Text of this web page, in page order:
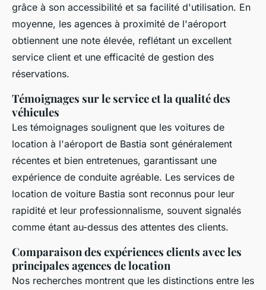
grâce à son accessibilité et sa facilité d'utilisation. En
moyenne, les agences à proximité de l'aéroport
obtiennent une note élevée, reflétant un excellent
service client et une efficacité de gestion des
réservations.
Témoignages sur le service et la qualité des
véhicules
Les témoignages soulignent que les voitures de
location à l'aéroport de Bastia sont généralement
récentes et bien entretenues, garantissant une
expérience de conduite agréable. Les services de
location de voiture Bastia sont reconnus pour leur
rapidité et leur professionnalisme, souvent signalés
comme étant au-dessus des attentes des clients.
Comparaison des expériences clients avec les
principales agences de location
Nos recherches montrent que les distinctions entre les